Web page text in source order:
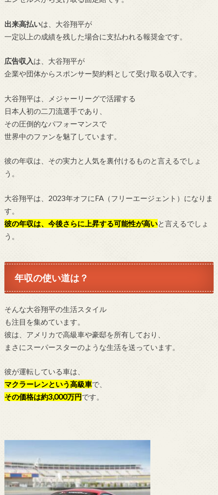
出来高払いは、大谷翔平が
一定以上の成績を残した場合に支払われる報奨金です。
広告収入は、大谷翔平が
企業や団体からスポンサー契約料として受け取る収入です。
大谷翔平は、メジャーリーグで活躍する
日本人初の二刀流選手であり、
その圧倒的なパフォーマンスで
世界中のファンを魅了しています。
彼の年収は、その実力と人気を裏付けるものと言えるでしょ
う。
大谷翔平は、2023年オフにFA（フリーエージェント）になりま
す。
彼の年収は、今後さらに上昇する可能性が高いと言えるでしょ
う。
年収の使い道は？
そんな大谷翔平の生活スタイル
も注目を集めています。
彼は、アメリカで高級車や豪邸を所有しており、
まさにスーパースターのような生活を送っています。
彼が運転している車は、
マクラーレンという高級車で、
その価格は約3,000万円です。